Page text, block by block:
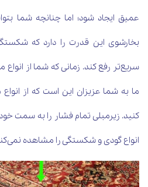
عمیق ایجاد شود؛ اما چنانچه شما
بخارشوی این قدرت را دارد که
سریع‌تر رفع کند. زمانی که شما از انواع
ما به شما عزیزان این است که از
کنید. زیرمبلی تمام فشار را به سمت
انواع گودی و شکستگی را مشاهده